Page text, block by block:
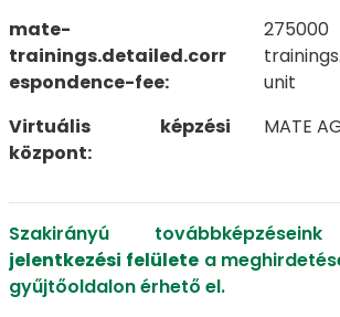
mate-
trainings.detailed.corr
espondence-fee:
unit
Virtuális képzési
központ:
MATE
Szakirányú
jelentkezési felületea
gyűjtőoldalon érhető el.